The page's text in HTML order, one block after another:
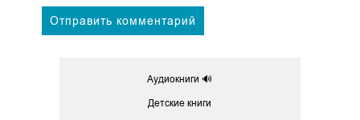
Аудиокниги 🔊
Детские книги